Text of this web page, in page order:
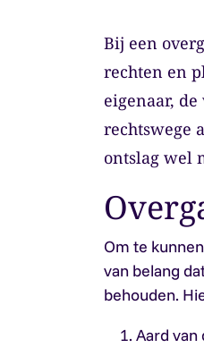
Bij een
rechten en
eigenaar,
rechtswege
ontslag wel
Om te
van belang
behouden.
Aard